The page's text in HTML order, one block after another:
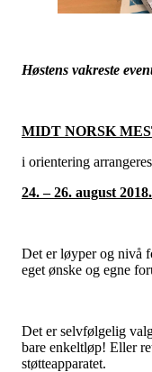
Høstens vakreste
MIDT NORSK
i orientering
24. – 26. august 2018.
Det er løyper og nivå
eget ønske og egne
Det er selvfølgelig
bare enkeltløp! Eller
støtteapparatet.